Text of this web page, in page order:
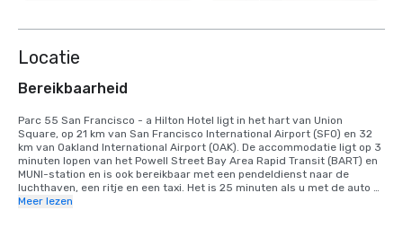
Locatie
Bereikbaarheid
Parc 55 San Francisco - a Hilton Hotel ligt in het hart van Union
Square, op 21 km van San Francisco International Airport (SFO) en 32
km van Oakland International Airport (OAK). De accommodatie ligt op 3
minuten lopen van het Powell Street Bay Area Rapid Transit (BART) en
MUNI-station en is ook bereikbaar met een pendeldienst naar de
luchthaven, een ritje en een taxi. Het is 25 minuten als u met de auto
komt, of 40 minuten met de BART-trein. We zijn gevestigd in het Union
Meer lezen